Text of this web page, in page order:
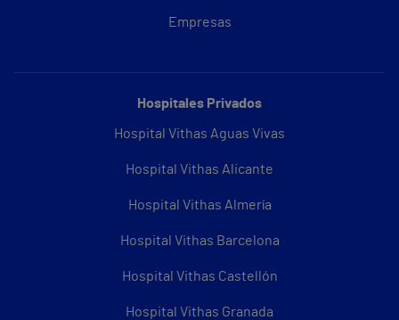
Empresas
Hospitales Privados
Hospital Vithas Aguas Vivas
Hospital Vithas Alicante
Hospital Vithas Almería
Hospital Vithas Barcelona
Hospital Vithas Castellón
Hospital Vithas Granada